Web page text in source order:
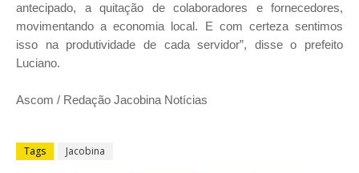
antecipado, a quitação de colaboradores e fornecedores,
movimentando a economia local. E com certeza sentimos
isso na produtividade de cada servidor”, disse o prefeito
Luciano.
Ascom / Redação Jacobina Notícias
Tags Jacobina